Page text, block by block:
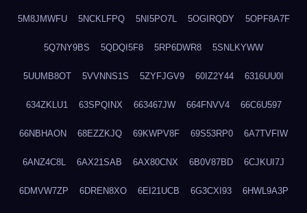
5M8JMWFU 5NCKLFPQ 5NI5PO7L 5OGIRQDY 5OPF8A7F
5Q7NY9BS 5QDQI5F8 5RP6DWR8 5SNLKYWW
5UUMB8OT 5VVNNS1S 5ZYFJGV9 60IZ2Y44 6316UU0I
634ZKLU1 63SPQINX 663467JW 664FNVV4 66C6U597
66NBHAON 68EZZKJQ 69KWPV8F 69S53RP0 6A7TVFIW
6ANZ4C8L 6AX21SAB 6AX80CNX 6B0V87BD 6CJKUI7J
6DMVW7ZP 6DREN8XO 6EI21UCB 6G3CXI93 6HWL9A3P